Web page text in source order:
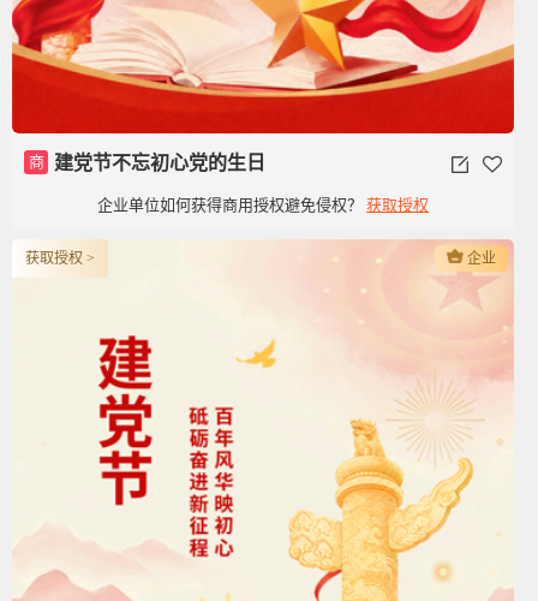
商 建党节不忘初心党的生日
企业单位如何获得商用授权避免侵权？ 获取授权
获取授权 > 企业